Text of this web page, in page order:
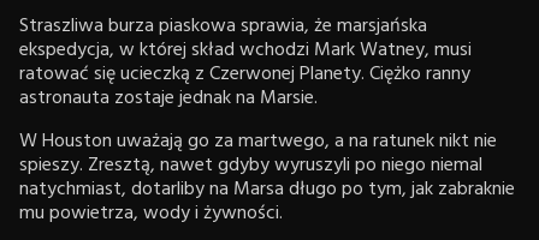
Straszliwa burza piaskowa sprawia, że marsjańska
ekspedycja, w której skład wchodzi Mark Watney, musi
ratować się ucieczką z Czerwonej Planety. Ciężko ranny
astronauta zostaje jednak na Marsie.
W Houston uważają go za martwego, a na ratunek nikt nie
spieszy. Zresztą, nawet gdyby wyruszyli po niego niemal
natychmiast, dotarliby na Marsa długo po tym, jak zabraknie
mu powietrza, wody i żywności.